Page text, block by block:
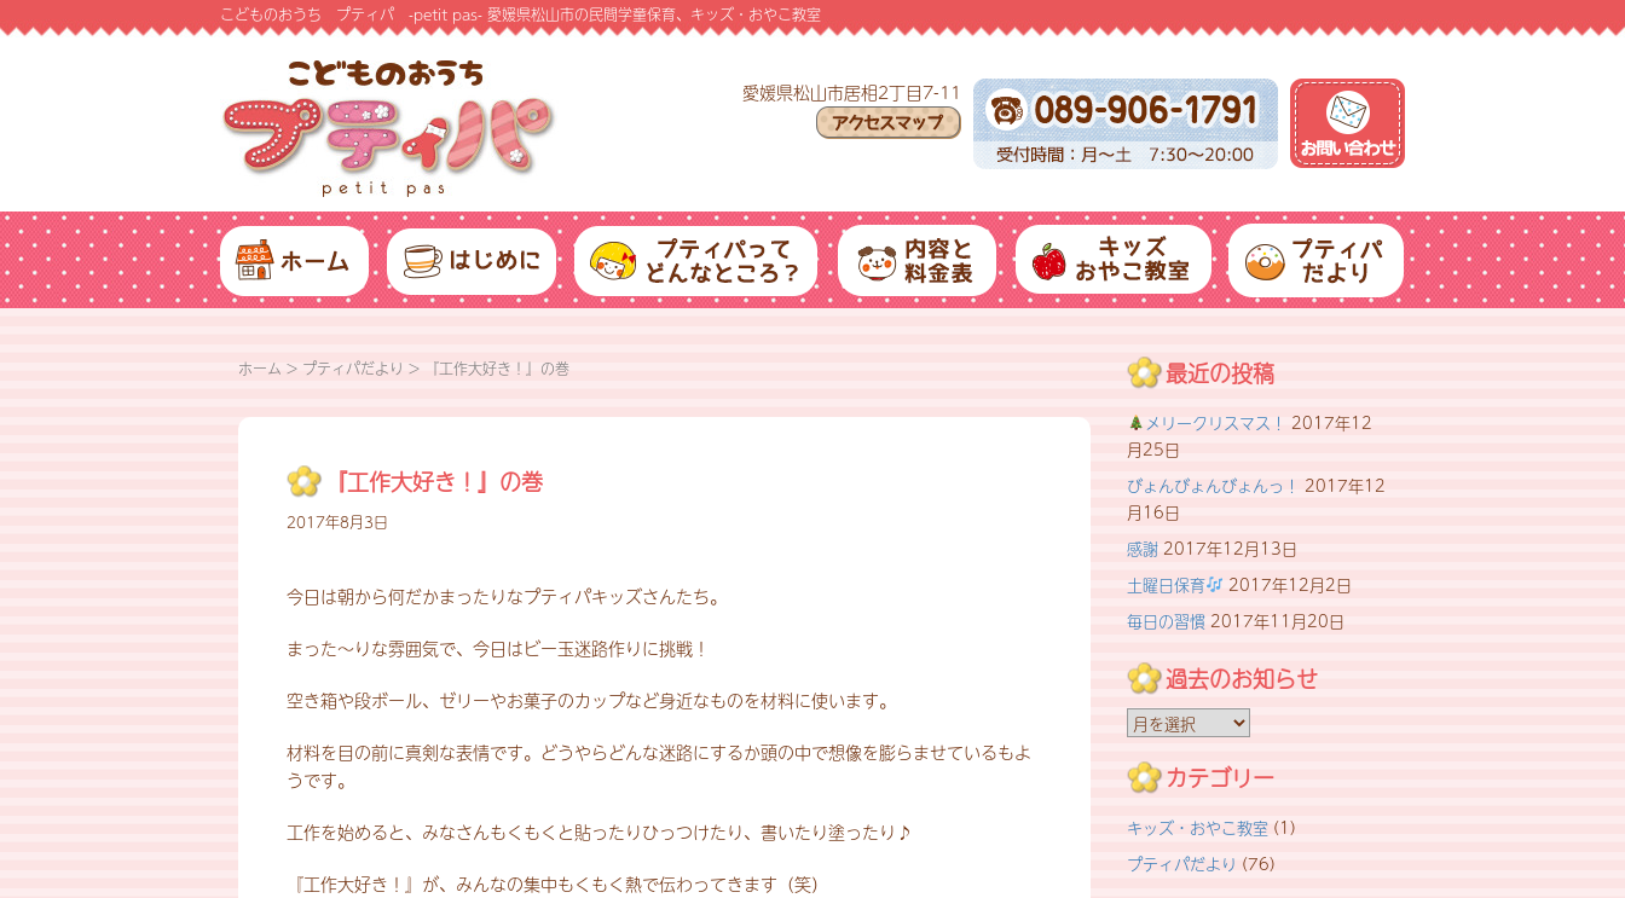
こどものおうち プティパ -petit pas- 愛媛県松山市の民間学童保育、キッズ・おやこ教室
愛媛県松山市居相2丁目7-11
ホーム > プティパだより > 『工作大好き！』の巻
『工作大好き！』の巻
2017年8月3日
今日は朝から何だかまったりなプティパキッズさんたち。
まった～りな雰囲気で、今日はビー玉迷路作りに挑戦！
空き箱や段ボール、ゼリーやお菓子のカップなど身近なものを材料に使います。
材料を目の前に真剣な表情です。どうやらどんな迷路にするか頭の中で想像を膨らませているもよ
うです。
工作を始めると、みなさんもくもくと貼ったりひっつけたり、書いたり塗ったり♪
『工作大好き！』が、みんなの集中もくもく熱で伝わってきます（笑）
最近の投稿
メリークリスマス！ 2017年12
月25日
びょんびょんびょんっ！ 2017年12
月16日
感謝 2017年12月13日
土曜日保育
2017年12月2日
毎日の習慣 2017年11月20日
過去のお知らせ
過
の
お
知
ら
カテゴリー
キッズ・おやこ教室 (1)
プティパだより (76)